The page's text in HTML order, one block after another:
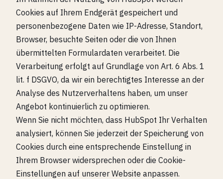
Cookies auf Ihrem Endgerät gespeichert und
personenbezogene Daten wie IP-Adresse, Standort,
Browser, besuchte Seiten oder die von Ihnen
übermittelten Formulardaten verarbeitet. Die
Verarbeitung erfolgt auf Grundlage von Art. 6 Abs. 1
lit. f DSGVO, da wir ein berechtigtes Interesse an der
Analyse des Nutzerverhaltens haben, um unser
Angebot kontinuierlich zu optimieren.
Wenn Sie nicht möchten, dass HubSpot Ihr Verhalten
analysiert, können Sie jederzeit der Speicherung von
Cookies durch eine entsprechende Einstellung in
Ihrem Browser widersprechen oder die Cookie-
Einstellungen auf unserer Website anpassen.